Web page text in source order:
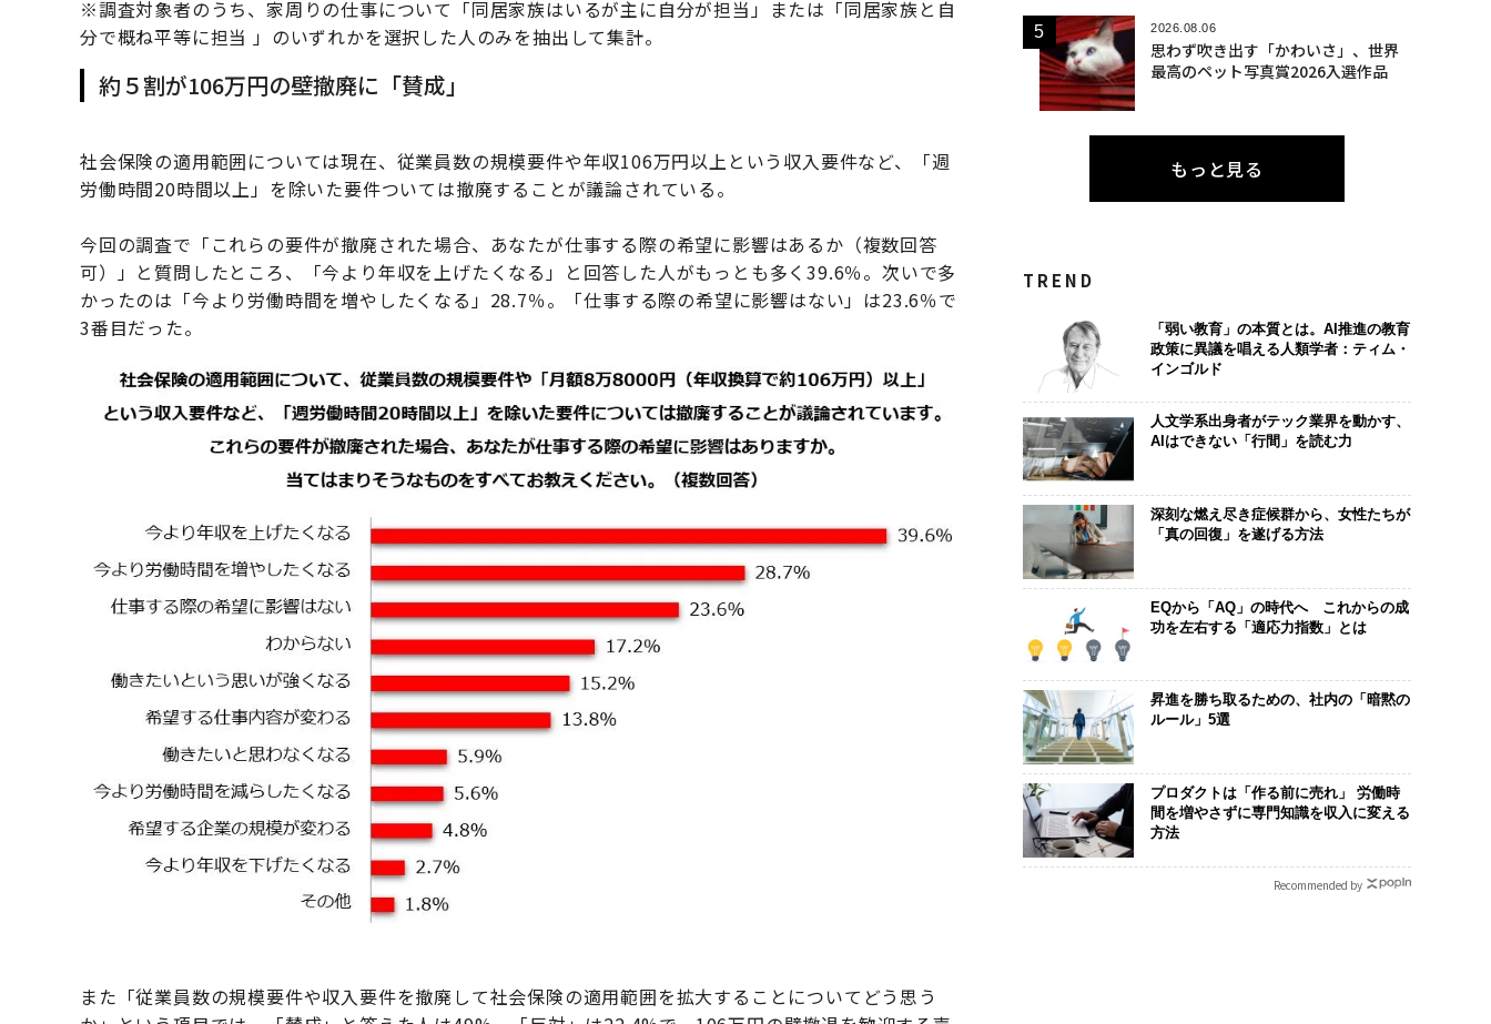
※調査対象者のうち、家周りの仕事について「同居家族はいるが主に自分が担当」または「同居家族と自
分で概ね平等に担当 」のいずれかを選択した人のみを抽出して集計。
約５割が106万円の壁撤廃に「賛成」
社会保険の適用範囲については現在、従業員数の規模要件や年収106万円以上という収入要件など、「週
労働時間20時間以上」を除いた要件ついては撤廃することが議論されている。
今回の調査で「これらの要件が撤廃された場合、あなたが仕事する際の希望に影響はあるか（複数回答
可）」と質問したところ、「今より年収を上げたくなる」と回答した人がもっとも多く39.6％。次いで多
かったのは「今より労働時間を増やしたくなる」28.7％。「仕事する際の希望に影響はない」は23.6％で
3番目だった。
また「従業員数の規模要件や収入要件を撤廃して社会保険の適用範囲を拡大することについてどう思う
2026.08.06
思わず吹き出す「かわいさ」、世界
最高のペット写真賞2026入選作品
もっと見る
TREND
「弱い教育」の本質とは。AI推進の教育
政策に異議を唱える人類学者：ティム・
インゴルド
人文学系出身者がテック業界を動かす、
AIはできない「行間」を読む力
深刻な燃え尽き症候群から、女性たちが
「真の回復」を遂げる方法
EQから「AQ」の時代へ これからの成
功を左右する「適応力指数」とは
昇進を勝ち取るための、社内の「暗黙の
ルール」5選
プロダクトは「作る前に売れ」 労働時
間を増やさずに専門知識を収入に変える
方法
Recommended by